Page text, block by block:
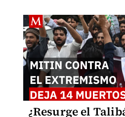
¿Resurge el